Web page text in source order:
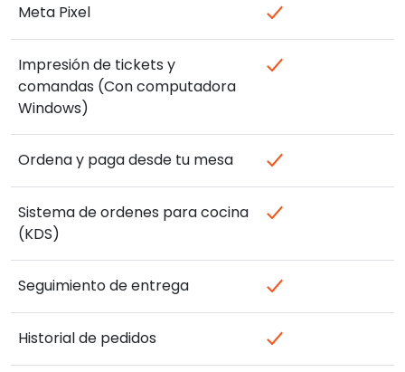
Meta Pixel
Impresión de tickets y
comandas (Con computadora
Windows)
Ordena y paga desde tu mesa
Sistema de ordenes para cocina
(KDS)
Seguimiento de entrega
Historial de pedidos